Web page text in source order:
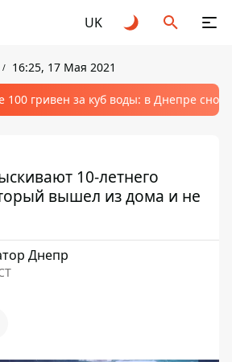
UK
16:25, 17 Мая 2021
100 гривен за куб воды: в Днепре
10-летнего
вышел из дома и не
Днепр